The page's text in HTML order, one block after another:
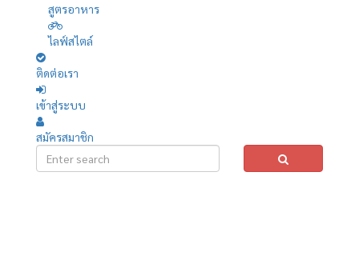
สูตรอาหาร
ไลฟ์สไตล์
ติดต่อเรา
เข้าสู่ระบบ
สมัครสมาชิก